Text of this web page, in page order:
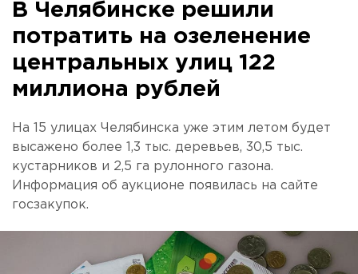
В Челябинске решили
потратить на озеленение
центральных улиц 122
миллиона рублей
На 15 улицах Челябинска уже этим летом будет
высажено более 1,3 тыс. деревьев, 30,5 тыс.
кустарников и 2,5 га рулонного газона.
Информация об аукционе появилась на сайте
госзакупок.